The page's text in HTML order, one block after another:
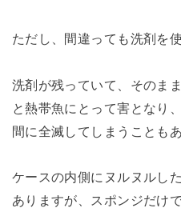
ただし、間違っても洗剤を
洗剤が残っていて、そのま
と熱帯魚にとって害となり
間に全滅してしまうこともあ
ケースの内側にヌルヌルし
ありますが、スポンジだけ